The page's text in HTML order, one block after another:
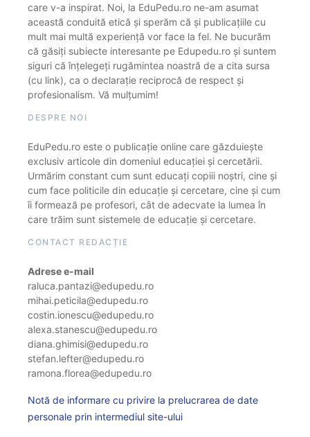
care v-a inspirat. Noi, la EduPedu.ro ne-am asumat
această conduită etică și sperăm că și publicațiile cu
mult mai multă experiență vor face la fel. Ne bucurăm
că găsiți subiecte interesante pe Edupedu.ro și suntem
siguri că înțelegeți rugămintea noastră de a cita sursa
(cu link), ca o declarație reciprocă de respect și
profesionalism. Vă mulțumim!
DESPRE NOI
EduPedu.ro este o publicație online care găzduiește
exclusiv articole din domeniul educației și cercetării.
Urmărim constant cum sunt educați copiii noștri, cine și
cum face politicile din educație și cercetare, cine și cum
îi formează pe profesori, cât de adecvate la lumea în
care trăim sunt sistemele de educație și cercetare.
CONTACT REDACȚIE
Adrese e-mail
raluca.pantazi@edupedu.ro
mihai.peticila@edupedu.ro
costin.ionescu@edupedu.ro
alexa.stanescu@edupedu.ro
diana.ghimisi@edupedu.ro
stefan.lefter@edupedu.ro
ramona.florea@edupedu.ro
Notă de informare cu privire la prelucrarea de date
personale prin intermediul site-ului